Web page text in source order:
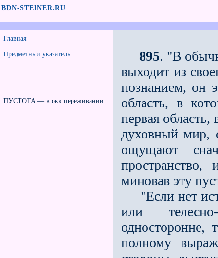
BDN-STEINER.RU
Главная
Предметный указатель
ПУСТОТА — в окк.переживании
895. "В
выходит из
познанием, он
область, в
первая
духовный мир,
ощущают
миновав эту
"Если нет
или
односторонне,
полному